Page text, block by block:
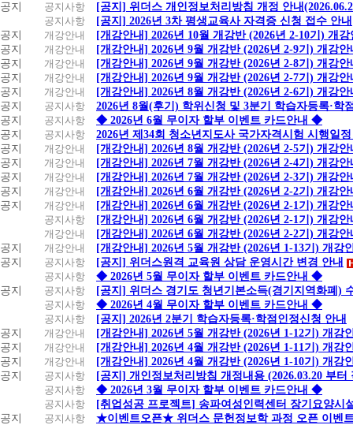
공지
공지사항
[공지] 위더스 개인정보처리방침 개정 안내
공지사항
[공지] 2026년 3차 평생교육사 자격증 신청 접수 안내
공지
개강안내
[개강안내] 2026년 10월 개강반 (2026년 2-10기) 개강
공지
개강안내
[개강안내] 2026년 9월 개강반 (2026년 2-9기) 개강안
공지
개강안내
[개강안내] 2026년 9월 개강반 (2026년 2-8기) 개강안
공지
개강안내
[개강안내] 2026년 9월 개강반 (2026년 2-7기) 개강안
공지
개강안내
[개강안내] 2026년 8월 개강반 (2026년 2-6기) 개강안
공지
공지사항
2026년 8월(후기) 학위신청 및 3분기 학습자등록·학
공지
공지사항
◆ 2026년 6월 무이자 할부 이벤트 카드안내 ◆
공지
공지사항
2026년 제34회 청소년지도사 국가자격시험 시행일
공지
개강안내
[개강안내] 2026년 8월 개강반 (2026년 2-5기) 개강안
공지
개강안내
[개강안내] 2026년 7월 개강반 (2026년 2-4기) 개강안
공지
개강안내
[개강안내] 2026년 7월 개강반 (2026년 2-3기) 개강안
공지
개강안내
[개강안내] 2026년 6월 개강반 (2026년 2-2기) 개강안
공지
개강안내
[개강안내] 2026년 6월 개강반 (2026년 2-1기) 개강안
공지사항
[개강안내] 2026년 6월 개강반 (2026년 2-1기) 개강안
개강안내
[개강안내] 2026년 6월 개강반 (2026년 2-2기) 개강안
공지
개강안내
[개강안내] 2026년 5월 개강반 (2026년 1-13기) 개강
공지
공지사항
[공지] 위더스원격 교육원 상담 운영시간 변경 안내
공지사항
◆ 2026년 5월 무이자 할부 이벤트 카드안내 ◆
공지
공지사항
[공지] 위더스 경기도 청년기본소득(경기지역화폐)
공지사항
◆ 2026년 4월 무이자 할부 이벤트 카드안내 ◆
공지사항
[공지] 2026년 2분기 학습자등록·학점인정신청 안내
공지
개강안내
[개강안내] 2026년 5월 개강반 (2026년 1-12기) 개강
공지
개강안내
[개강안내] 2026년 4월 개강반 (2026년 1-11기) 개강
공지
개강안내
[개강안내] 2026년 4월 개강반 (2026년 1-10기) 개강
공지
공지사항
[공지] 개인정보처리방침 개정내용 (2026.03.20 부터
공지사항
◆ 2026년 3월 무이자 할부 이벤트 카드안내 ◆
공지사항
[취업성공 프로젝트] 송파여성인력센터 장기요양시
공지
공지사항 ★이벤트오픈★ 위더스 문헌정보학 과정 오픈 이벤